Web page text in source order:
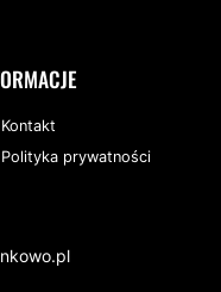
Kontakt
Polityka prywatności